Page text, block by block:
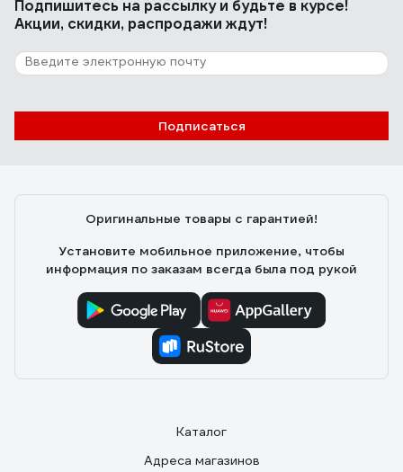
Подпишитесь на рассылкуи будьте в курсе!
Акции, скидки, распродажи ждут!
Подписаться
Оригинальные товары с гарантией!
Установите мобильное приложение, чтобы
информация по заказам всегда была под рукой
Каталог
Адреса магазинов